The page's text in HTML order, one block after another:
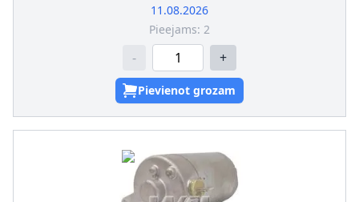
11.08.2026
Pieejams: 2
- +
Pievienot grozam